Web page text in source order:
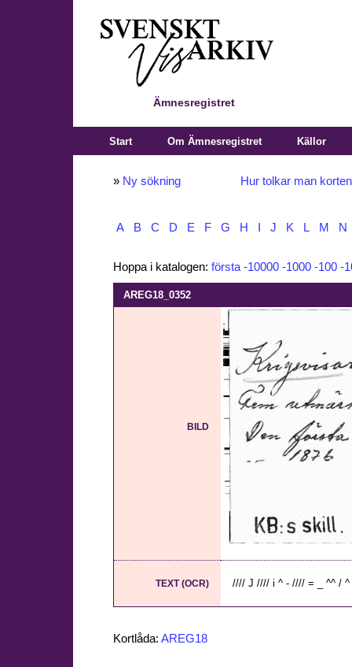
Ämnesregistret
Start Om Ämnesregistret Källor
» Ny sökning Hur tolkar man
A B C D E F G H J K L M N
Hoppa i katalogen: första -10000 -1000 -100 -
AREG18_0352
BILD
TEXT (OCR) //// J //// i ^ - //// = _ ^^ /
Kortlåda: AREG18